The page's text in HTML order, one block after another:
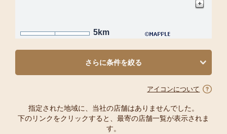
5km
さらに条件を絞る
アイコンについて
指定された地域に、当社の店舗はありませんでした。
下のリンクをクリックすると、最寄の店舗一覧が表示されま
す。